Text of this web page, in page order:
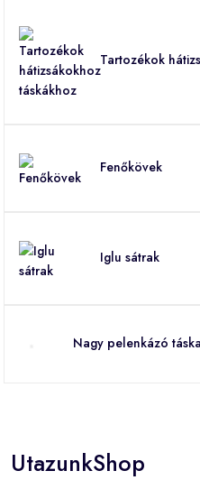
Tartozékok
Fenőkövek
Iglu sátrak
Nagy pelenkázó táska
UtazunkShop